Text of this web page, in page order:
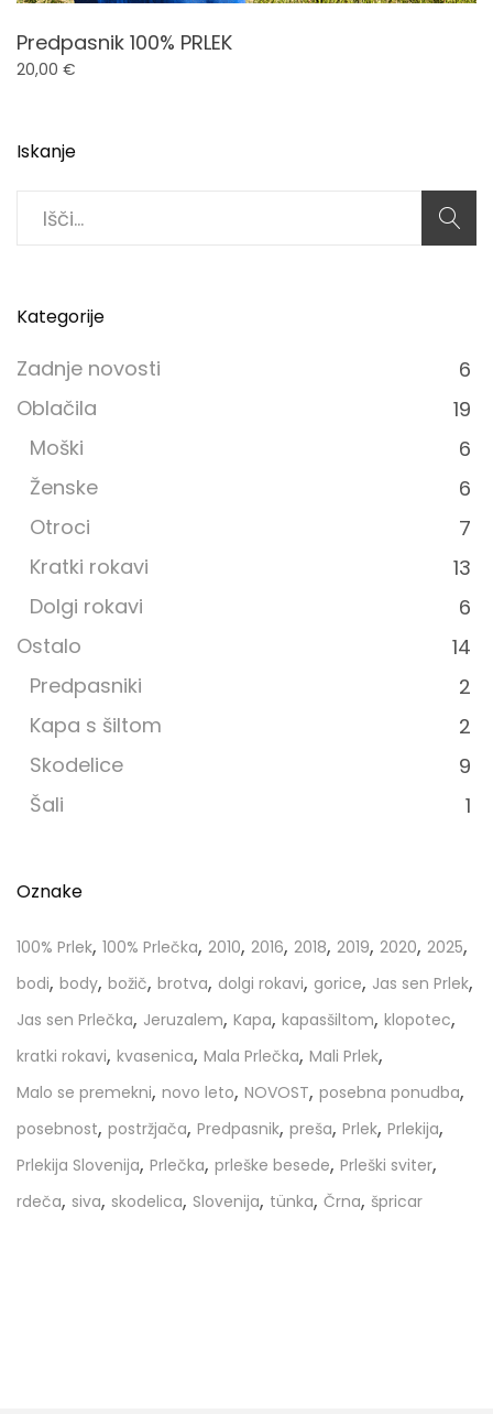
Predpasnik 100% PRLEK
20,00 €
Iskanje
Search
for:
Kategorije
Zadnje novosti
6
Oblačila
19
Moški
6
Ženske
6
Otroci
7
Kratki rokavi
13
Dolgi rokavi
6
Ostalo
14
Predpasniki
2
Kapa s šiltom
2
Skodelice
9
Šali
1
Oznake
100% Prlek, 100% Prlečka, 2010, 2016, 2018, 2019, 2020, 2025,
bodi, body, božič, brotva, dolgi rokavi, gorice, Jas sen Prlek,
Jas sen Prlečka, Jeruzalem, Kapa, kapasšiltom, klopotec,
kratki rokavi, kvasenica, Mala Prlečka, Mali Prlek,
Malo se premekni, novo leto, NOVOST, posebna ponudba,
posebnost, postržjača, Predpasnik, preša, Prlek, Prlekija,
Prlekija Slovenija, Prlečka, prleške besede, Prleški sviter,
rdeča, siva, skodelica, Slovenija, tünka, Črna, špricar